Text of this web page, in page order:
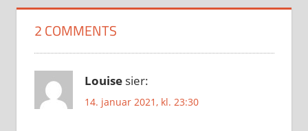
2 COMMENTS
Louise sier:
14. januar 2021, kl. 23:30